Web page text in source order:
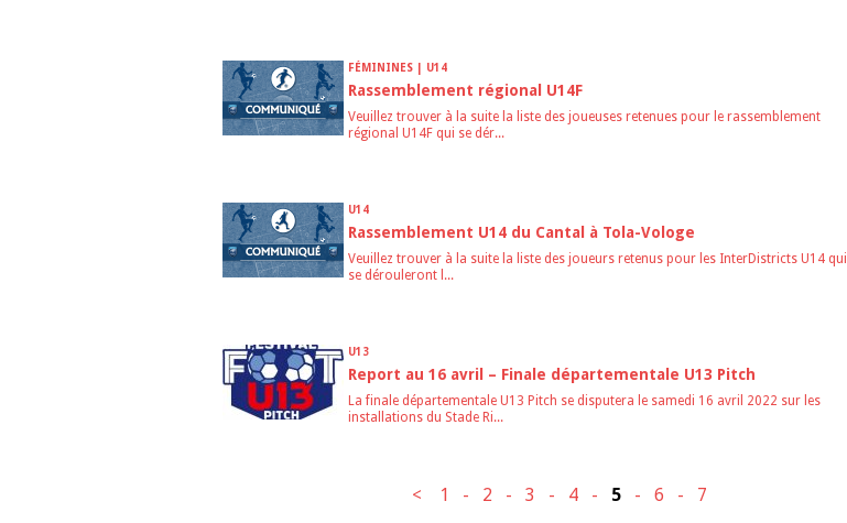
FÉMININES | U14
Rassemblement régional U14F
Veuillez trouver à la suite la liste des joueuses retenues pour le rassemblement
régional U14F qui se dér...
U14
Rassemblement U14 du Cantal à Tola-Vologe
Veuillez trouver à la suite la liste des joueurs retenus pour les InterDistricts U14 qui
se dérouleront l...
U13
Report au 16 avril – Finale départementale U13 Pitch
La finale départementale U13 Pitch se disputera le samedi 16 avril 2022 sur les
installations du Stade Ri...
< 1 - 2 - 3 - 4 - 5 - 6 - 7